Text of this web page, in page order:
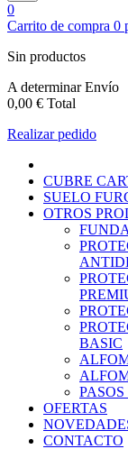
0
Carrito de compra 0
Sin productos
A determinarEnvío
0,00 € Total
Realizar pedido
CUBRE
SUELO
OTROS
BASIC
OFERTAS
CONTACTO